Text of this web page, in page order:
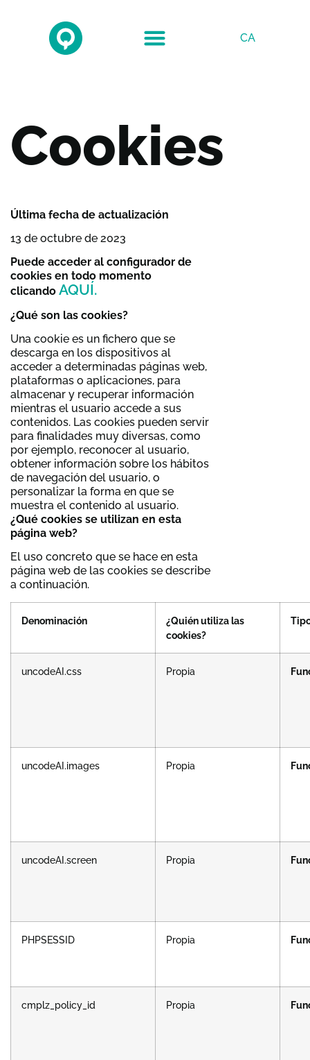
CA
Cookies
Última fecha de actualización
13 de octubre de 2023
Puede acceder al configurador de
cookies en todo momento
clicando AQUÍ.
¿Qué son las cookies?
Una cookie es un fichero que se
descarga en los dispositivos al
acceder a determinadas páginas web,
plataformas o aplicaciones, para
almacenar y recuperar información
mientras el usuario accede a sus
contenidos. Las cookies pueden servir
para finalidades muy diversas, como
por ejemplo, reconocer al usuario,
obtener información sobre los hábitos
de navegación del usuario, o
personalizar la forma en que se
muestra el contenido al usuario.
¿Qué cookies se utilizan en esta
página web?
El uso concreto que se hace en esta
página web de las cookies se describe
a continuación.
Denominación
¿Quién utiliza las
cookies?
uncodeAI.css Propia
uncodeAI.images Propia
uncodeAI.screen Propia
PHPSESSID Propia
cmplz_policy_id Propia